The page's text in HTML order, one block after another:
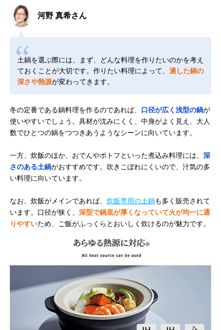
河野 真希さん
土鍋を選ぶ際には、まず、どんな料理を作りたいのかを考え
ておくことが大切です。作りたい料理によって、 適した鍋の
深さや熱源が変わってきます。
冬の定番である鍋料理を作るのであれば、 口径が広く浅型の鍋が
使いやすいでしょう。具材が沈みにくく、中身がよく見え、大人
数でひとつの鍋をつつきあうようなシーンに向いています。
一方、炊飯のほか、おでんやポトフといった煮込み料理には、 深
さのある土鍋がおすすめです。吹きこぼれにくいので、汁気の多
い料理に向いています。
なお、炊飯がメインであれば、 炊飯専用の土鍋も多く販売されて
います。口径が狭く、 深型で鍋底が厚くなっていて火が均一に通
りやすいため、ご飯がふっくらとおいしく炊けるのが魅力です。